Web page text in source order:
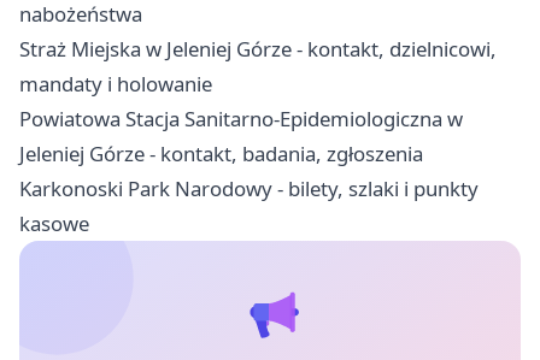
nabożeństwa
Straż Miejska w Jeleniej Górze - kontakt, dzielnicowi,
mandaty i holowanie
Powiatowa Stacja Sanitarno-Epidemiologiczna w
Jeleniej Górze - kontakt, badania, zgłoszenia
Karkonoski Park Narodowy - bilety, szlaki i punkty
kasowe